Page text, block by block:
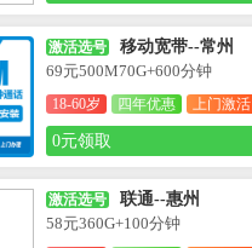
激活选号
移动宽带--常州
69元500M70G+600分钟
18-60岁 四年优惠 上门激活
0元领取
激活选号
联通--惠州
58元360G+100分钟